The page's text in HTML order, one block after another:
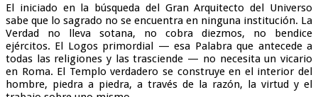
El iniciado en la búsqueda del Gran Arquitecto del Universo
sabe que lo sagrado no se encuentra en ninguna institución. La
Verdad no lleva sotana, no cobra diezmos, no bendice
ejércitos. El Logos primordial — esa Palabra que antecede a
todas las religiones y las trasciende — no necesita un vicario
en Roma. El Templo verdadero se construye en el interior del
hombre, piedra a piedra, a través de la razón, la virtud y el